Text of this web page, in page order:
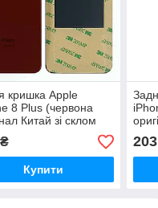
кришка Apple
8 Plus (червона
Китай зі склом
Купити
203